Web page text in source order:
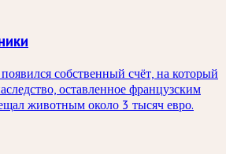
собственный счёт, на который
оставленное французским
животным около 3 тысяч евро.